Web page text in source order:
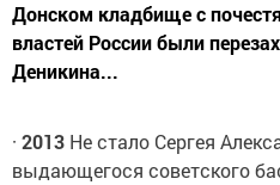
Донском кладбище с
властей России были
Деникина...
· 2013 Не стало Сергея
выдающегося советского